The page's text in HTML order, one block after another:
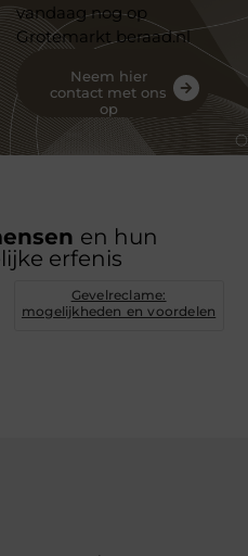
vandaag nog op
Grotemarkt beraad.nl
Neem hier
contact met ons
op
en hun
erfenis
Gevelreclame:
mogelijkheden en voordelen